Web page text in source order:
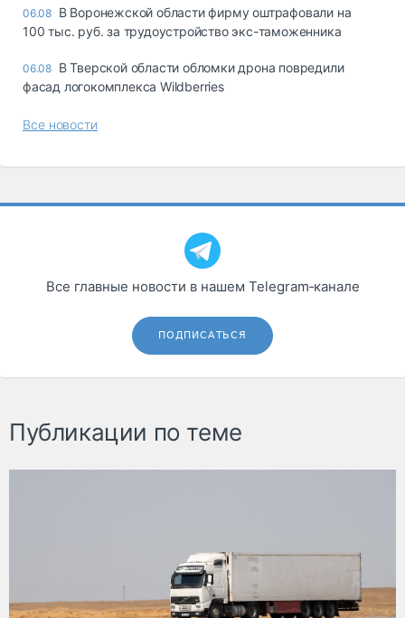
06.08 В Воронежской области фирму оштрафовали на
100 тыс. руб. за трудоустройство экс-таможенника
06.08 В Тверской области обломки дрона повредили
фасад логокомплекса Wildberries
Все новости
Все главные новости в нашем Telegram‑канале
ПОДПИСАТЬСЯ
Публикации по теме